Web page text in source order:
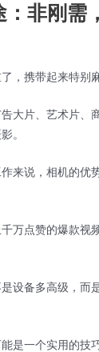
非刚需
，携带起来特别麻
大片、艺术片、
。
来说，相机的优
万点赞的爆款视
设备多高级，而
是一个实用的技